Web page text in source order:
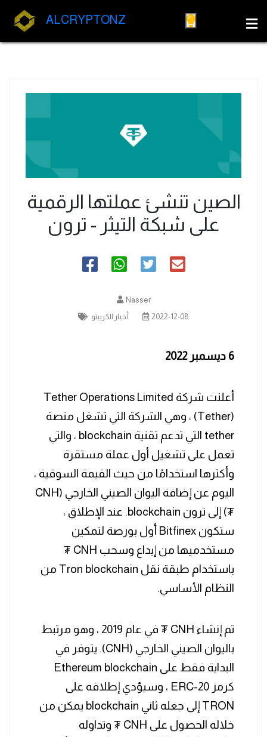
ALCRYPTONZ
الصين تنشئ عملتها الرقمية
على شبكة التيثر - ترون
Nasser
2022-12-08
أخبار الكريبتو
6 ديسمبر 2022
أعلنت شركة Tether Operations Limited
(Tether) ، وهي الشركة التي تشغل منصة
tether التي تدعم تقنية blockchain ، والتي
تعمل على تشغيل أول عملة مستقرة
وأكثرها استخدامًا من حيث القيمة السوقية ،
اليوم عن إضافة اليوان الصيني الخارجي (CNH
₮) إلى ترون blockchain. عند الإطلاق ،
ستكون Bitfinex أول بورصة لتمكين
مستخدميها من إيداع وسحب CNH ₮
باستخدام طبقة نقل Tron blockchain من
النظام الأساسي.
تم إنشاء CNH ₮ في عام 2019 ، وهو مرتبط
باليوان الصيني الخارجي (CNH). يتوفر في
البداية فقط على Ethereum blockchain
كرمز ERC-20 ، وسيؤدي إطلاقه على
TRON إلى جعله ثاني blockchain يمكن من
خلاله الحصول على CNH ₮ وتداوله